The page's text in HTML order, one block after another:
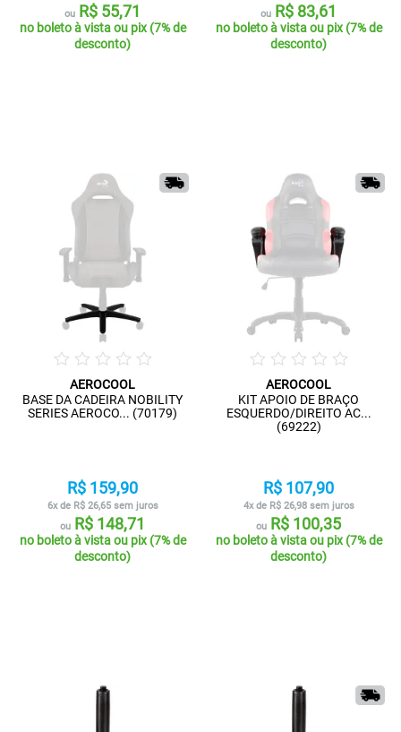
ou R$ 55,71
no boleto à vista ou pix (7% de
desconto)
ou R$ 83,61
no boleto à vista ou pix (7% de
desconto)
AEROCOOL
BASE DA CADEIRA NOBILITY
SERIES AEROCO... (70179)
R$ 159,90
6x de R$ 26,65 sem juros
ou R$ 148,71
no boleto à vista ou pix (7% de
desconto)
AEROCOOL
KIT APOIO DE BRAÇO
ESQUERDO/DIREITO AC...
(69222)
R$ 107,90
4x de R$ 26,98 sem juros
ou R$ 100,35
no boleto à vista ou pix (7% de
desconto)